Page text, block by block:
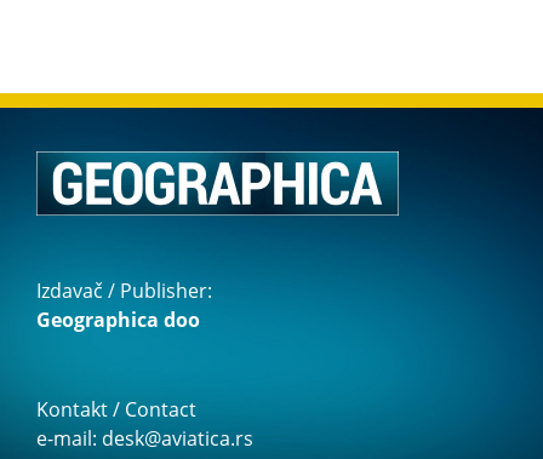
Izdavač / Publisher:
Geographica doo
Kontakt / Contact
e-mail: desk@aviatica.rs